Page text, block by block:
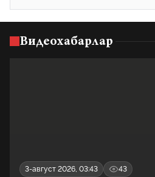
Видеохабарлар
3-август 2026, 03:43 43